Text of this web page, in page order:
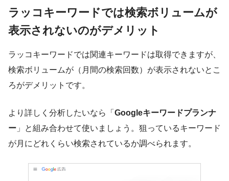
ラッコキーワードでは検索ボリュームが
表示されないのがデメリット
ラッコキーワードでは関連キーワードは取得できますが、
検索ボリュームが（月間の検索回数）が表示されないとこ
ろがデメリットです。
より詳しく分析したいなら「 Googleキーワードプランナ
ー 」と組み合わせて使いましょう。狙っているキーワード
が月にどれくらい検索されているか調べられます。